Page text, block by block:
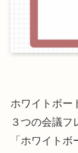
ホワイトボー
３つの会議フ
「ホワイト